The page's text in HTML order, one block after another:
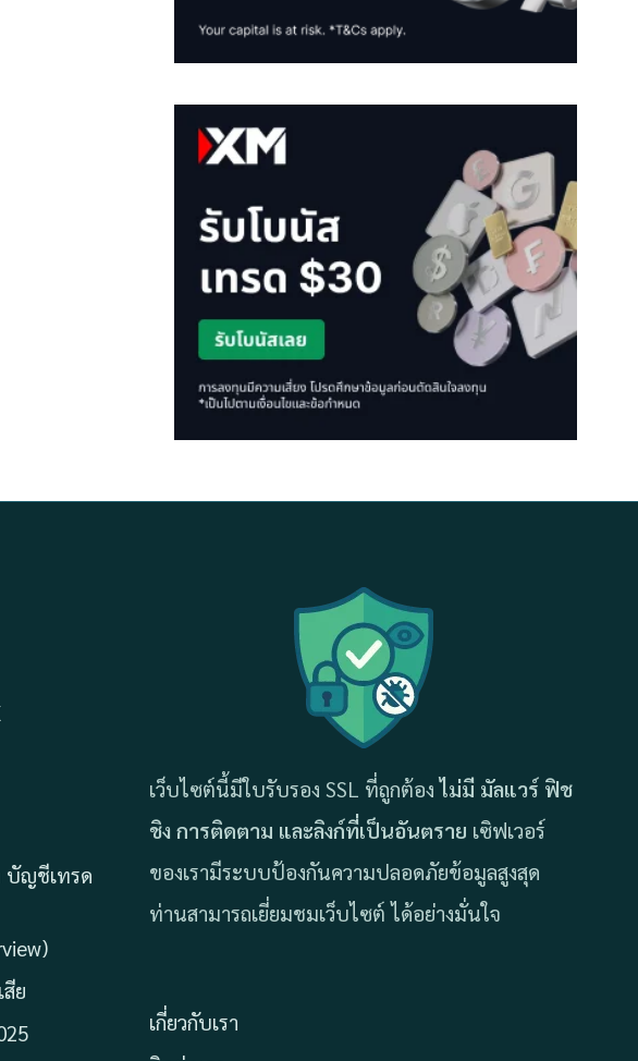
บัญชีเทรด
ย
เว็บไซต์นี้มีใบรับรอง SSL ที่ถูกต้องไม่มี มัลแวร์ ฟิช
ชิง การติดตาม และลิงก์ที่เป็นอันตราย เซิฟเวอร์
ของเรามีระบบป้องกันความปลอดภัยข้อมูลสูงสุด
ท่านสามารถเยี่ยมชมเว็บไซต์ ได้อย่างมั่นใจ
เกี่ยวกับเรา